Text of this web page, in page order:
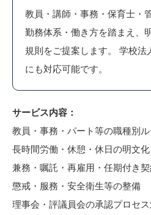
教員・講師・事務・保育士・
勤務体系・働き方を踏まえ、
規則をご提案します。 学校
にも対応可能です。
サービス内容：
教員・事務・パート等の職種別
長時間労働・休憩・休日の明文化
兼務・嘱託・再雇用・任期付き
懲戒・服務・安全衛生等の整備
理事会・評議員会の承認プロセ